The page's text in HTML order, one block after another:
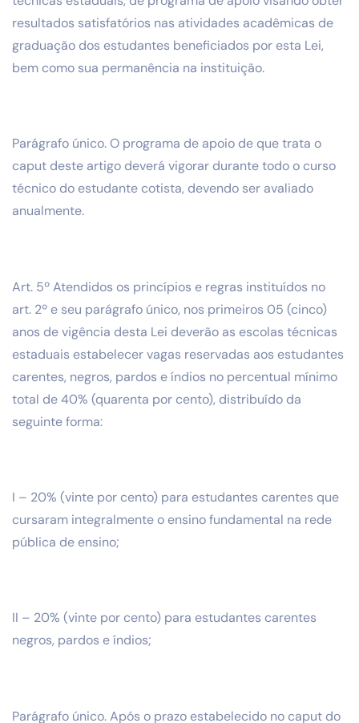
resultados satisfatórios nas atividades acadêmicas de
graduação dos estudantes beneficiados por esta Lei,
bem como sua permanência na instituição.
Parágrafo único. O programa de apoio de que trata o
caput deste artigo deverá vigorar durante todo o curso
técnico do estudante cotista, devendo ser avaliado
anualmente.
Art. 5º Atendidos os princípios e regras instituídos no
art. 2º e seu parágrafo único, nos primeiros 05 (cinco)
anos de vigência desta Lei deverão as escolas técnicas
estaduais estabelecer vagas reservadas aos estudantes
carentes, negros, pardos e índios no percentual mínimo
total de 40% (quarenta por cento), distribuído da
seguinte forma:
I – 20% (vinte por cento) para estudantes carentes que
cursaram integralmente o ensino fundamental na rede
pública de ensino;
II – 20% (vinte por cento) para estudantes carentes
negros, pardos e índios;
Parágrafo único. Após o prazo estabelecido no caput do